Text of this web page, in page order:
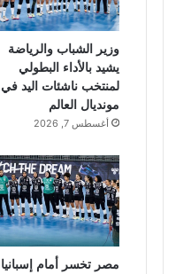
وزير الشباب والرياضة
يشيد بالأداء البطولي
لمنتخب ناشئات اليد في
مونديال العالم
أغسطس 7, 2026
مصر تخسر أمام إسبانيا